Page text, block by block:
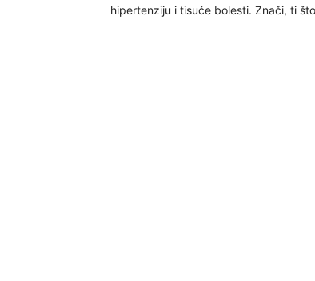
hipertenziju i tisuće bolesti. Znači, ti